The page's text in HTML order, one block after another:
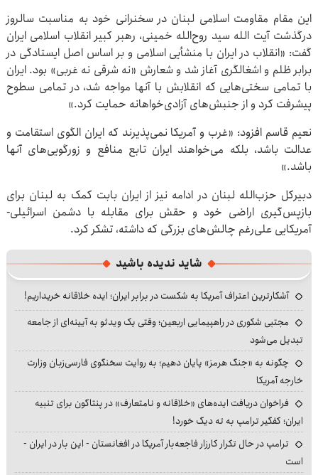
این مقام مقاومت اسلامی لبنان در سخنرانی خود به مناسبت سالروز
درگذشت آیت الله سید روح‌الله خمینی، رهبر کبیر انقلاب اسلامی ایران
گفت: «انقلاب در ایران با منشأیی اسلامی و بر اساس اصل ایستادگی در
برابر ظلم و اشغالگری آغاز شد و شعارش «نه شرقی نه غربی» بود. ایران
با تمامی سختی‌هایی که انقلابش با آنها مواجه شد، در تمامی سطوح
پیشرفت کرد و از جنبش‌های آزادی‌خواهانه حمایت کرد.»
نعیم قاسم افزود: «غرب و آمریکا نمی‌پذیرند که ایران الگوی استقامت و
عدالت باشد، بلکه می‌خواهند ایران تابع منافع و زورگویی‌های آنها
باشد.»
دبیرکل حزب‌الله لبنان در ادامه نیز از ایران بابت کمک به لبنان برای
بازپس‌گیری اراضی خود و حقش برای مقابله با دشمن اسرائیلی-
آمریکایی علی‌رغم چالش‌های بزرگی که داشته، تشکر کرد.
شاید ندیده باشید
آشکارترین اعتراف آمریکا به شکست در برابر ایران؛ ایده خلاقانه خریداریم!
مجتبی شکوری در راهپیمایی اربعین؛ وقتی یک ویدئو به آیینه‌ای از جامعه
تبدیل می‌شود
چگونه به «جنگ هرمز» پایان دهیم؛ به روایت سخنگوی فارسی‌زبان وزارت
خارجه آمریکا
فراخوان دریافت ایده‌های «خلاقانه و نامتعارف» در پنتاگون برای تنبیه
ایران؛ کفگیر ترامپ به ته دیگ خورد!
ترامپ در حال تکرار کارزار فاجعه‌بار آمریکا در افغانستان - این بار در ایران -
است